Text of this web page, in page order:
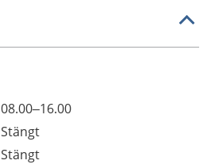
08.00–16.00
Stängt
Stängt